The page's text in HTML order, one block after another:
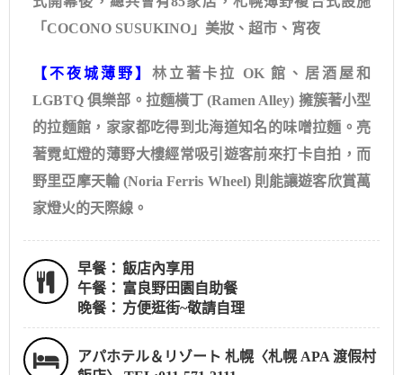
「COCONO SUSUKINO」美妝、超市、宵夜
【不夜城薄野】 林立著卡拉 OK 館、居酒屋和
LGBTQ 俱樂部。拉麵橫丁 (Ramen Alley) 擁簇著小型
的拉麵館，家家都吃得到北海道知名的味噌拉麵。亮
著霓虹燈的薄野大樓經常吸引遊客前來打卡自拍，而
野里亞摩天輪 (Noria Ferris Wheel) 則能讓遊客欣賞萬
家燈火的天際線。
早餐： 飯店內享用
午餐： 富良野田園自助餐
晚餐： 方便逛街~敬請自理
アパホテル＆リゾート 札幌〈札幌 APA 渡假村